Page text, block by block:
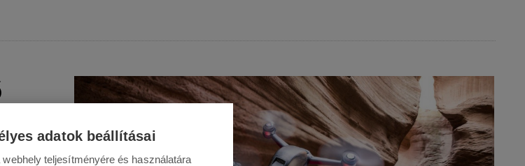
120
adatok beállításai
teljesítményére és használatára